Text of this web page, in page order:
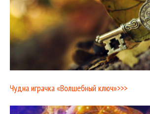
Чудна играчка «Волшебный ключ»>>>